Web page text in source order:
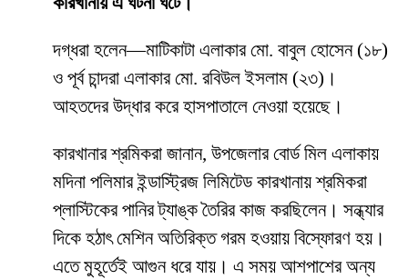
দগ্ধরা হলেন—মাটিকাটা এলাকার মো. বাবুল হোসেন (১৮)
ও পূর্ব চান্দরা এলাকার মো. রবিউল ইসলাম (২৩)।
আহতদের উদ্ধার করে হাসপাতালে নেওয়া হয়েছে।
কারখানার শ্রমিকরা জানান, উপজেলার বোর্ড মিল এলাকায়
মদিনা পলিমার ইন্ডাস্ট্রিজ লিমিটেড কারখানায় শ্রমিকরা
প্লাস্টিকের পানির ট্যাঙ্ক তৈরির কাজ করছিলেন। সন্ধ্যার
দিকে হঠাৎ মেশিন অতিরিক্ত গরম হওয়ায় বিস্ফোরণ হয়।
এতে মুহূর্তেই আগুন ধরে যায়। এ সময় আশপাশের অন্য